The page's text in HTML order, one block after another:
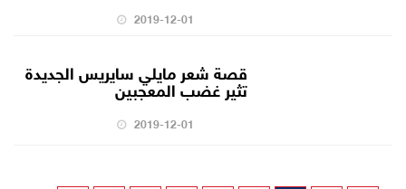
2019-12-01
قصة شعر مايلي سايريس الجديدة
تثير غضب المعجبين
2019-12-01